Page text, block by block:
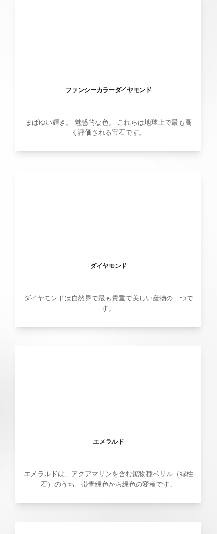
ファンシーカラーダイヤモンド
まばゆい輝き。 魅惑的な色。 これらは地球上で最も高
く評価される宝石です。
ダイヤモンド
ダイヤモンドは自然界で最も貴重で美しい産物の一つで
す。
エメラルド
エメラルドは、アクアマリンを含む鉱物種ベリル（緑柱
石）のうち、帯青緑色から緑色の変種です。